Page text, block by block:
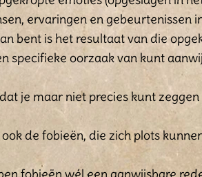
ervaringen en gebeurtenissen
bent is het resultaat van die
specifieke oorzaak van kunt
je maar niet precies kunt
de fobieën, die zich plots